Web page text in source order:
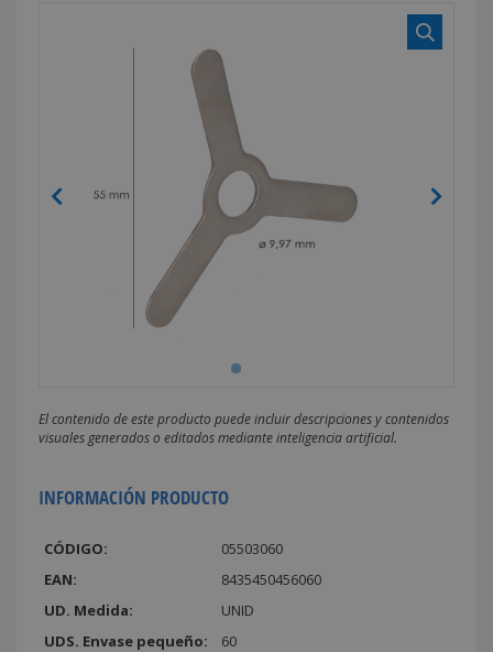
El contenido de este producto puede incluir descripciones y contenidos
visuales generados o editados mediante inteligencia artificial.
INFORMACIÓN PRODUCTO
CÓDIGO:
05503060
EAN:
8435450456060
UD. Medida:
UNID
UDS. Envase pequeño:
60